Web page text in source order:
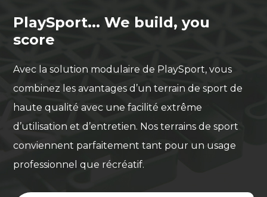
PlaySport... We build, you
score
Avec la solution modulaire de PlaySport, vous
combinez les avantages d’un terrain de sport de
haute qualité avec une facilité extrême
d’utilisation et d’entretien. Nos terrains de sport
conviennent parfaitement tant pour un usage
professionnel que récréatif.